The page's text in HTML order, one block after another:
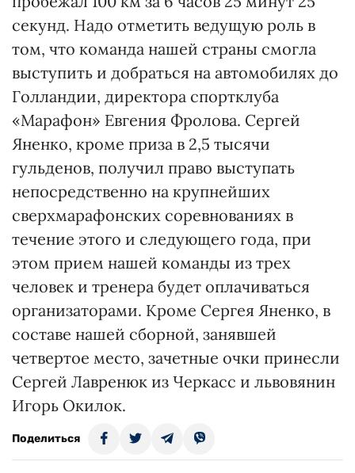
секунд. Надо отметить ведущую роль в
том, что команда нашей страны смогла
выступить и добраться на автомобилях до
Голландии, директора спортклуба
«Марафон» Евгения Фролова. Сергей
Яненко, кроме приза в 2,5 тысячи
гульденов, получил право выступать
непосредственно на крупнейших
сверхмарафонских соревнованиях в
течение этого и следующего года, при
этом прием нашей команды из трех
человек и тренера будет оплачиваться
организаторами. Кроме Сергея Яненко, в
составе нашей сборной, занявшей
четвертое место, зачетные очки принесли
Сергей Лавренюк из Черкасс и львовянин
Игорь Окилок.
Поделиться